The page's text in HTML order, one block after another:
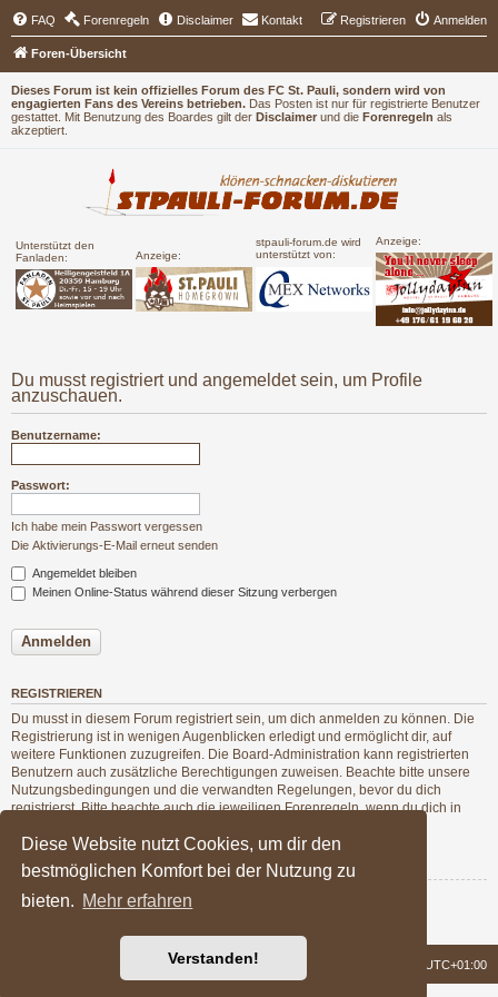
Diese Website nutzt Cookies, um dir den
bestmöglichen Komfort bei der Nutzung zu
bieten. Mehr erfahren
Verstanden!
Dieses Forum ist kein offizielles Forum des FC St. Pauli, sondern wird von
engagierten Fans des Vereins betrieben. Das Posten ist nur für registrierte Benutzer
gestattet. Mit Benutzung des Boardes gilt der Disclaimer und die Forenregeln als
akzeptiert.
Unterstützt den
Fanladen:
Anzeige:
stpauli-forum.de wird
unterstützt von:
Anzeige:
FAQ Forenregeln Disclaimer Kontakt Anmelden
Registrieren
Foren-Übersicht
Du musst registriert und angemeldet sein, um Profile
anzuschauen.
Benutzername:
Passwort:
Ich habe mein Passwort vergessen
Die Aktivierungs-E-Mail erneut senden
Angemeldet bleiben
Meinen Online-Status während dieser Sitzung verbergen
REGISTRIEREN
Du musst in diesem Forum registriert sein, um dich anmelden zu können. Die
Registrierung ist in wenigen Augenblicken erledigt und ermöglicht dir, auf
weitere Funktionen zuzugreifen. Die Board-Administration kann registrierten
Benutzern auch zusätzliche Berechtigungen zuweisen. Beachte bitte unsere
Nutzungsbedingungen und die verwandten Regelungen, bevor du dich
registrierst. Bitte beachte auch die jeweiligen Forenregeln, wenn du dich in
Datenschutzerklärung
Registrieren
UTC+01:00